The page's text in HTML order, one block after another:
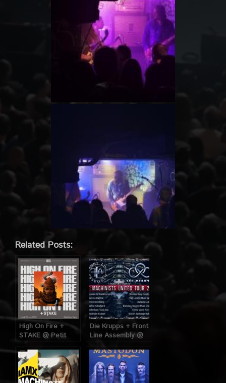
Related Posts:
High On Fire +
STAKE @ Petit
Juin 2022
Die Krupps + Front
Line Assembly @
La Machine du
Moulin Rouge
(Paris), le 20 Août
2018